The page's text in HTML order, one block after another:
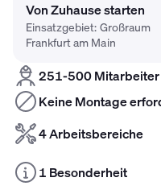
Von Zuhause starten
Einsatzgebiet: Großraum
Frankfurt am Main
251-500 Mitarbeiter
Keine Montage
4 Arbeitsbereiche
1 Besonderheit